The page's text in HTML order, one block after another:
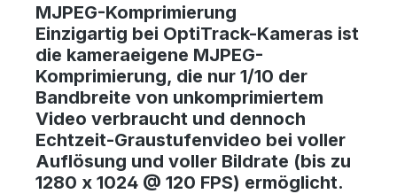
MJPEG-Komprimierung
Einzigartig bei OptiTrack-Kameras ist
die kameraeigene MJPEG-
Komprimierung, die nur 1/10 der
Bandbreite von unkomprimiertem
Video verbraucht und dennoch
Echtzeit-Graustufenvideo bei voller
Auflösung und voller Bildrate (bis zu
1280 x 1024 @ 120 FPS) ermöglicht.